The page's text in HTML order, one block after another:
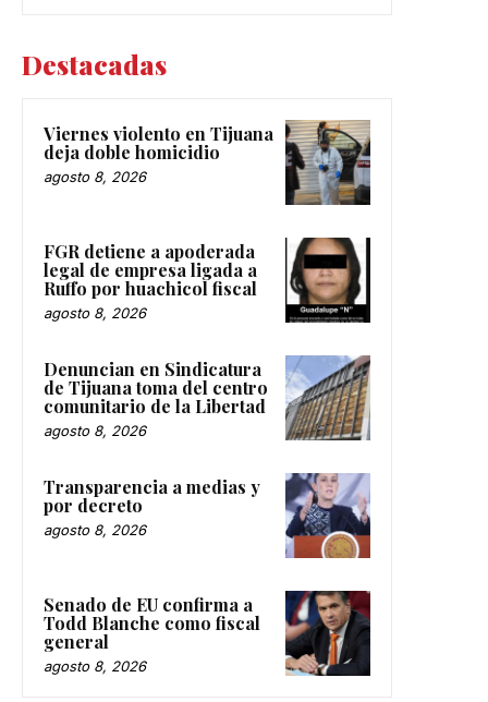
Destacadas
Viernes violento en Tijuana
deja doble homicidio
agosto 8, 2026
FGR detiene a apoderada
legal de empresa ligada a
Ruffo por huachicol fiscal
agosto 8, 2026
Denuncian en Sindicatura
de Tijuana toma del centro
comunitario de la Libertad
agosto 8, 2026
Transparencia a medias y
por decreto
agosto 8, 2026
Senado de EU confirma a
Todd Blanche como fiscal
general
agosto 8, 2026